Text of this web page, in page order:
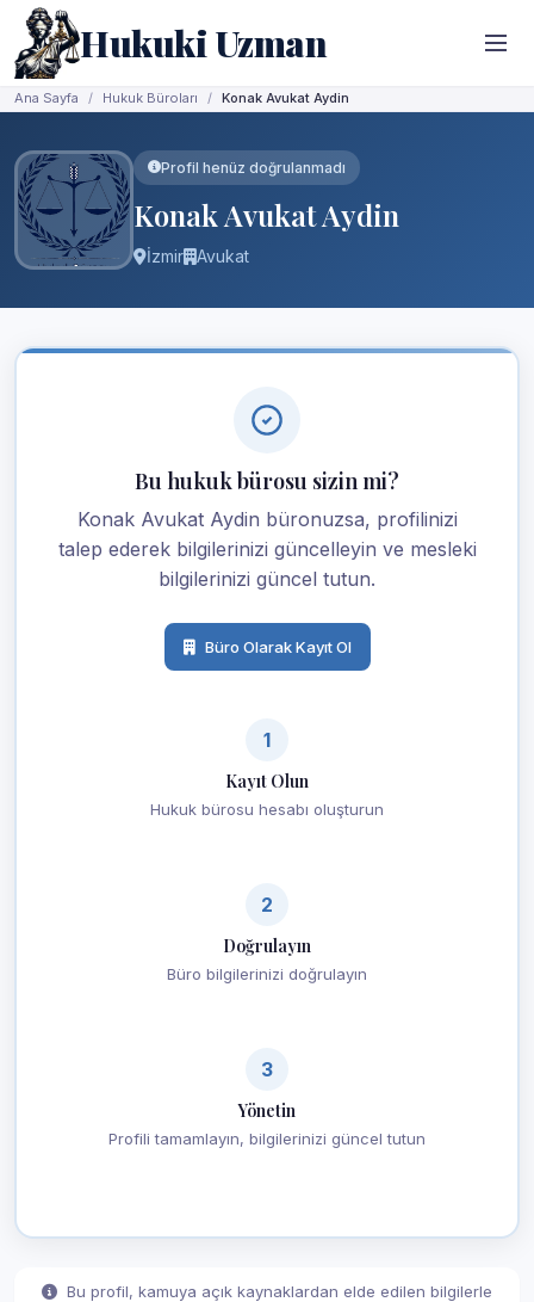
Hukuki Uzman
Ana Sayfa Hukuk Büroları Konak Avukat Aydin
Profil henüz doğrulanmadı
Konak Avukat Aydin
İzmir Avukat
Bu hukuk bürosu sizin mi?
Konak Avukat Aydin büronuzsa, profilinizi
talep ederek bilgilerinizi güncelleyin ve mesleki
bilgilerinizi güncel tutun.
Büro Olarak Kayıt Ol
1
Kayıt Olun
Hukuk bürosu hesabı oluşturun
2
Doğrulayın
Büro bilgilerinizi doğrulayın
3
Yönetin
Profili tamamlayın, bilgilerinizi güncel tutun
Bu profil, kamuya açık kaynaklardan elde edilen bilgilerle